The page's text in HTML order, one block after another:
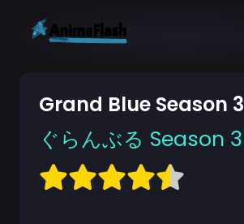
Grand Blue Season 3
ぐらんぶる Season 3